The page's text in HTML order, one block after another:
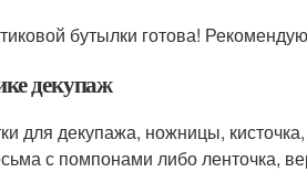
бутылки готова!
декупаж
для декупажа, ножницы,
с помпонами либо ленточка,